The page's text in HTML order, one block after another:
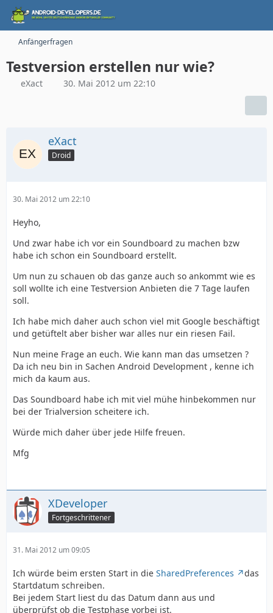
Anfängerfragen
Testversion erstellen nur wie?
eXact 30. Mai 2012 um 22:10
eXact
Droid
30. Mai 2012 um 22:10
Heyho,
Und zwar habe ich vor ein Soundboard zu machen bzw
habe ich schon ein Soundboard erstellt.
Um nun zu schauen ob das ganze auch so ankommt wie es
soll wollte ich eine Testversion Anbieten die 7 Tage laufen
soll.
Ich habe mich daher auch schon viel mit Google beschäftigt
und getüftelt aber bisher war alles nur ein riesen Fail.
Nun meine Frage an euch. Wie kann man das umsetzen ?
Da ich neu bin in Sachen Android Development , kenne ich
mich da kaum aus.
Das Soundboard habe ich mit viel mühe hinbekommen nur
bei der Trialversion scheitere ich.
Würde mich daher über jede Hilfe freuen.
Mfg
XDeveloper
Fortgeschrittener
31. Mai 2012 um 09:05
Ich würde beim ersten Start in die SharedPreferences
das
Startdatum schreiben.
Bei jedem Start liest du das Datum dann aus und
überprüfst ob die Testphase vorbei ist.